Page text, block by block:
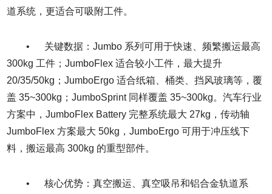
道系统，更适合可吸附工件。
• 关键数据：Jumbo 系列可用于快速、频繁搬运最高
300kg 工件；JumboFlex 适合较小工件，最大提升
20/35/50kg；JumboErgo 适合纸箱、桶类、挡风玻璃等，覆
盖 35~300kg；JumboSprint 同样覆盖 35~300kg。汽车行业
方案中，JumboFlex Battery 完整系统最大 27kg，传动轴
JumboFlex 方案最大 50kg，JumboErgo 可用于冲压线下
料，搬运最高 300kg 的重型部件。
• 核心优势：真空搬运、真空吸吊和铝合金轨道系